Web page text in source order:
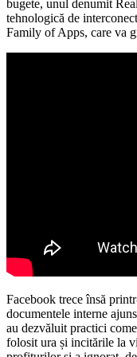
bugete, unul denumit
tehnologică de
Family of Apps, care va
Facebook trece însă
documentele interne
au dezvăluit practici
folosit ura și incitările la